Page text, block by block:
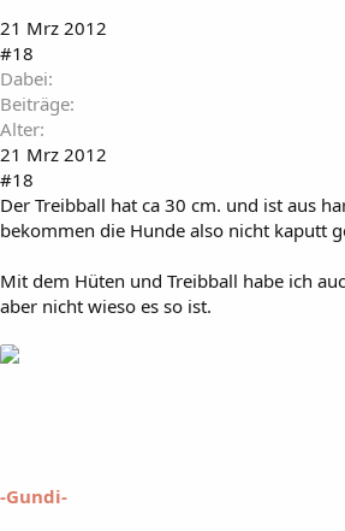
21 Mrz 2012
#18
Dabei
Beiträge
Alter
21 Mrz 2012
#18
Der Treibball hat ca 30 cm. und ist aus
bekommen die Hunde also nicht kaputt
Mit dem Hüten und Treibball habe ich
aber nicht wieso es so ist.
-Gundi-